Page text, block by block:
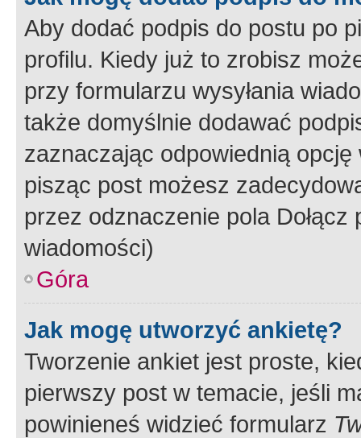
Aby dodać podpis do postu po
profilu. Kiedy już to zrobisz
przy formularzu wysyłania
także domyślnie dodawać
zaznaczając odpowiednią
pisząc post możesz
przez odznaczenie pola
wiadomości)
Góra
Jak mogę utworzyć ankietę?
Tworzenie ankiet jest proste,
pierwszy post w temacie, jeśli
powinieneś widzieć formularz